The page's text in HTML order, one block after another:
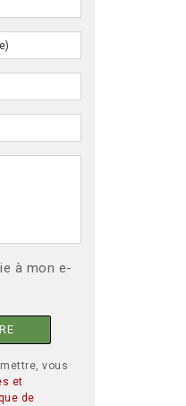
à mon e-
vous
et
de